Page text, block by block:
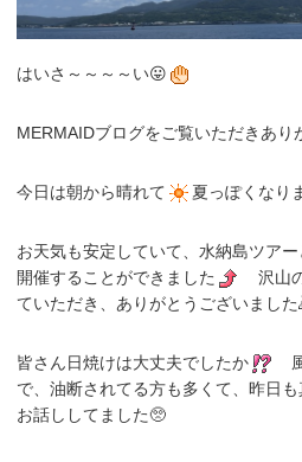
はいさ～～～～い😛
MERMAIDブログをご覧いただきあり
今日は朝から晴れて 夏っぽくなり
お天気も安定していて、水納島ツア
開催することができました
沢山
ていただき、ありがとうございました
皆さん日焼けは大丈夫でしたか
で、油断されてる方も多くて、昨日
お話ししてました🥺